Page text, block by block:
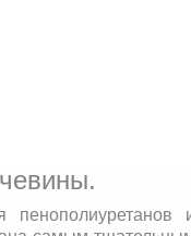
пенополиуретанов